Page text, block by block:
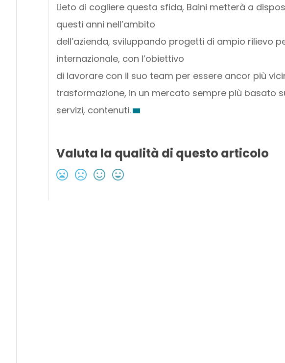
Lieto di cogliere questa sfida, Baini metterà a
questi anni nell’ambito
dell’azienda, sviluppando progetti di ampio rilievo
internazionale, con l’obiettivo
di lavorare con il suo team per essere ancor più
trasformazione, in un mercato sempre più basato
servizi, contenuti.
Valuta la qualità di questo articolo